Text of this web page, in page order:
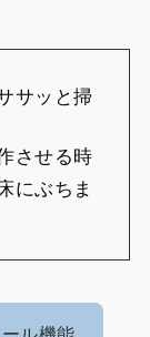
サッと掃
させる時
にぶちま